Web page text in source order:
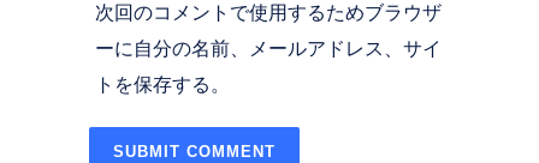
次回のコメントで使用するためブラウザ
ーに自分の名前、メールアドレス、サイ
トを保存する。